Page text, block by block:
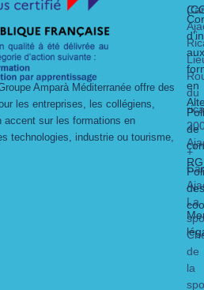
Amparà Méditerranée offre des
les entreprises, les collégiens,
accent sur les formations en
technologies, industrie ou tourisme,
du
+
La
de
la
aux
en
de
des